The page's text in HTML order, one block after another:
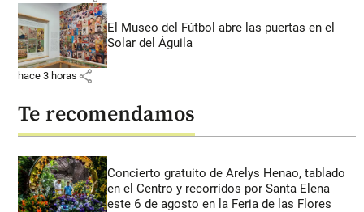
El Museo del Fútbol abre las puertas en el
Solar del Águila
hace 3 horas share
Te recomendamos
Concierto gratuito de Arelys Henao, tablado
en el Centro y recorridos por Santa Elena
este 6 de agosto en la Feria de las Flores